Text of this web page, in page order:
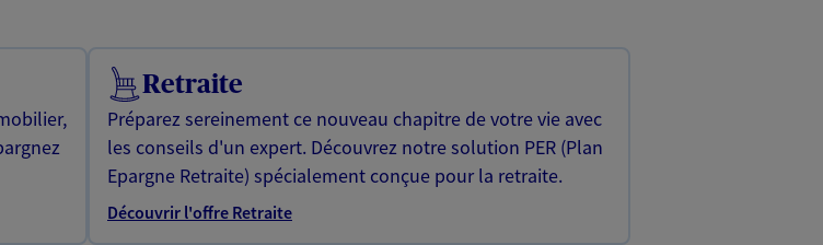
Retraite
Préparez sereinement ce nouveau chapitre de votre vie avec
les conseils d'un expert. Découvrez notre solution PER (Plan
Epargne Retraite) spécialement conçue pour la retraite.
Découvrir l'offre Retraite